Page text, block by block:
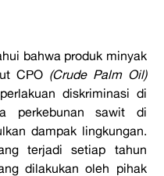
bahwa produk minyak
CPO (Crude Palm Oil)
diskriminasi di
perkebunan sawit di
dampak lingkungan.
terjadi setiap tahun
dilakukan oleh pihak